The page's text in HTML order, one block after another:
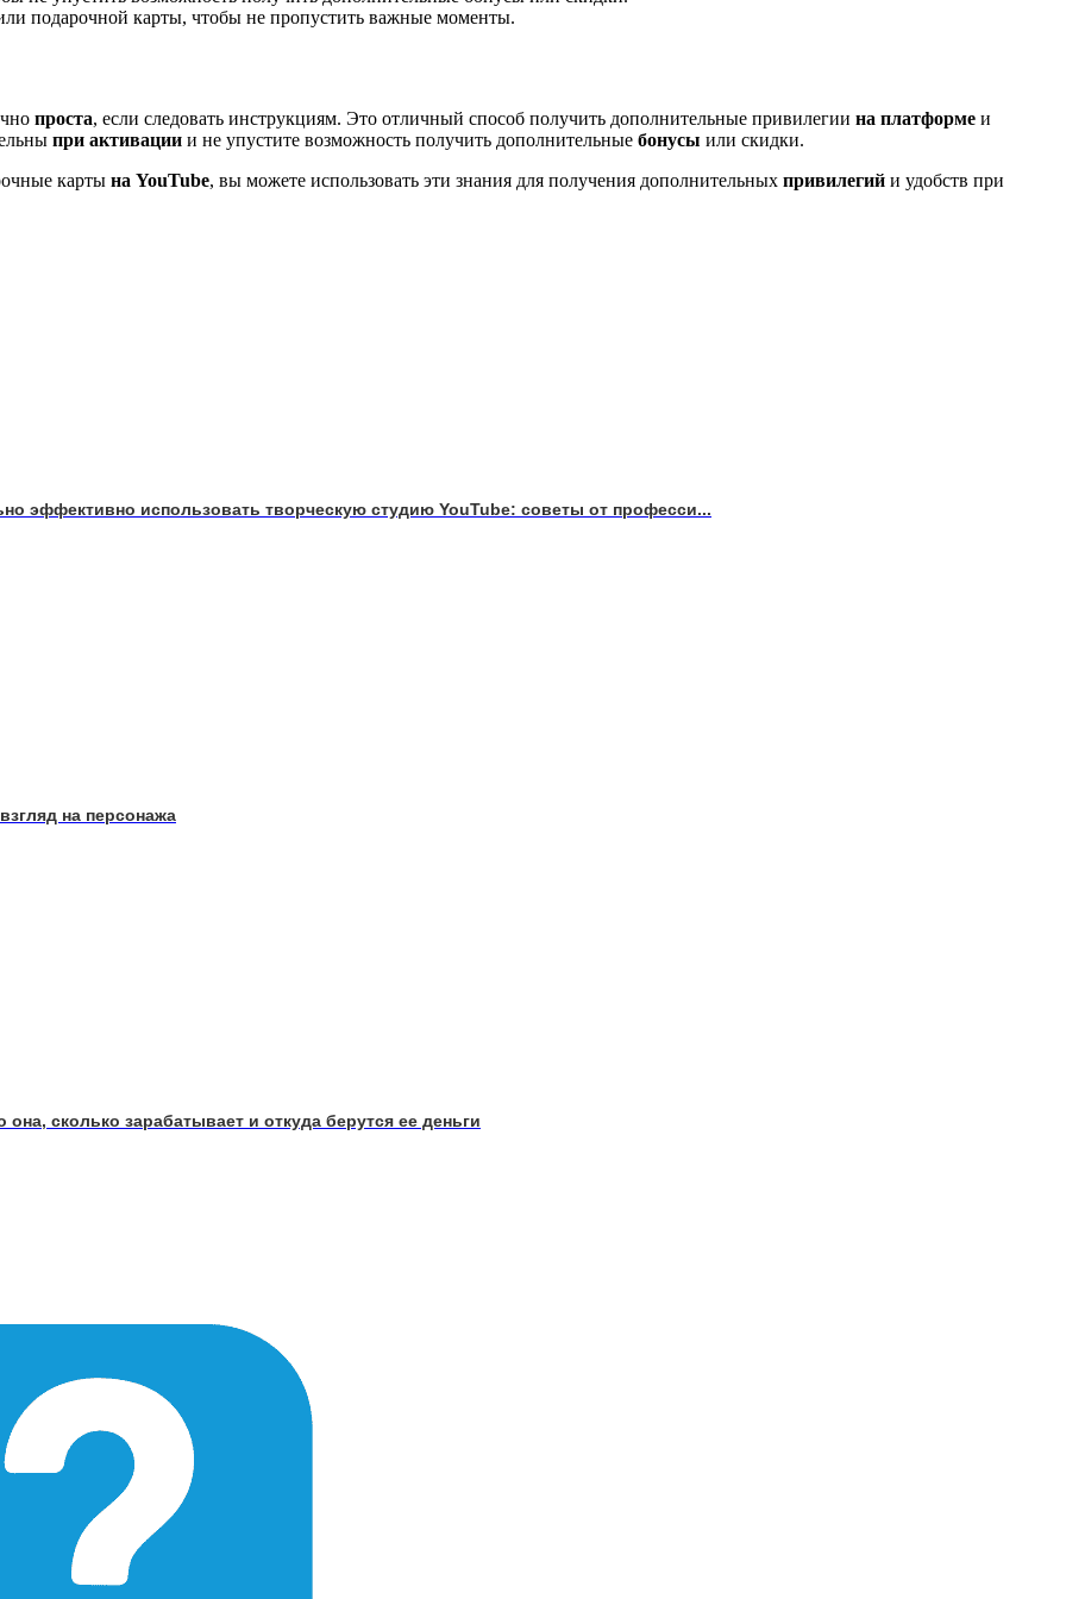
подарочной карты, чтобы не пропустить важные моменты.
проста, если следовать инструкциям. Это отличный способ получить дополнительные привилегии на платформе и
при активации и не упустите возможность получить дополнительные бонусы или скидки.
карты на YouTube, вы можете использовать эти знания для получения дополнительных привилегий и удобств при
эффективно использовать творческую студию YouTube: советы от професси...
на персонажа
сколько зарабатывает и откуда берутся ее деньги